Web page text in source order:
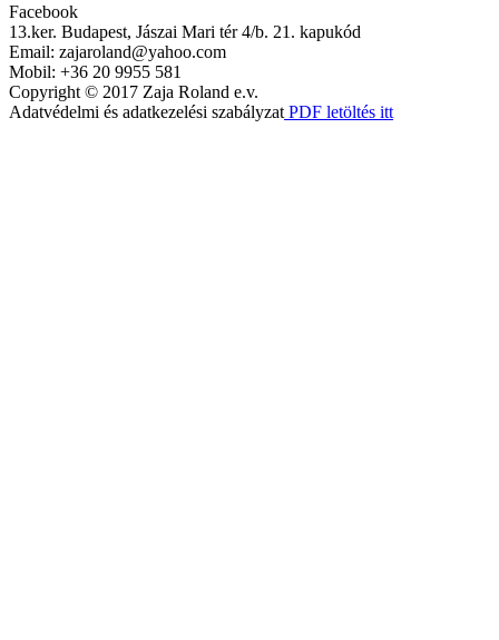
Facebook
13.ker. Budapest, Jászai Mari tér 4/b. 21. kapukód
Email: zajaroland@yahoo.com
Mobil: +36 20 9955 581
Copyright © 2017 Zaja Roland e.v.
Adatvédelmi és adatkezelési szabályzat PDF letöltés itt